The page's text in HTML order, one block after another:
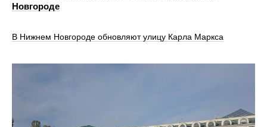
Новгороде
В Нижнем Новгороде обновляют улицу Карла Маркса